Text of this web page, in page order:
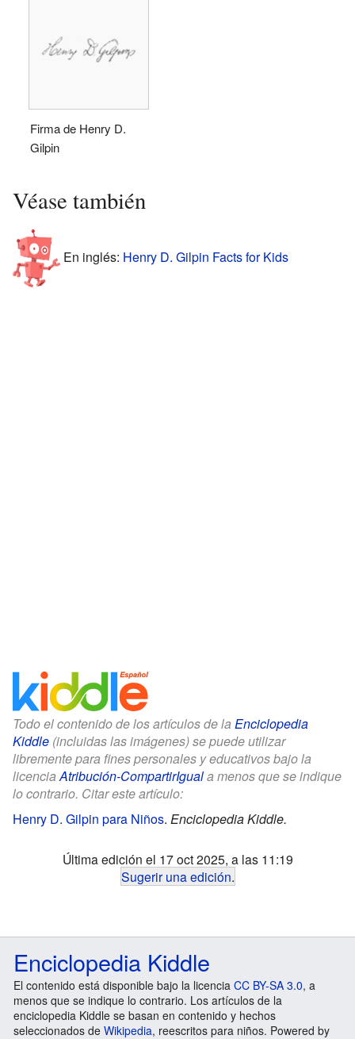
Firma de Henry D.
Gilpin
Véase también
En inglés: Henry D. Gilpin Facts for Kids
Todo el contenido de los artículos de la Enciclopedia
Kiddle (incluidas las imágenes) se puede utilizar
libremente para fines personales y educativos bajo la
licenciaAtribución-CompartirIguala menos que se indique
lo contrario. Citar este artículo:
Henry D. Gilpin para Niños. Enciclopedia Kiddle.
Última edición el 17 oct 2025, a las 11:19
Sugerir una edición.
Enciclopedia Kiddle
El contenido está disponible bajo la licencia CC BY-SA 3.0, a
menos que se indique lo contrario. Los artículos de la
enciclopedia Kiddle se basan en contenido y hechos
seleccionados de Wikipedia, reescritos para niños. Powered by